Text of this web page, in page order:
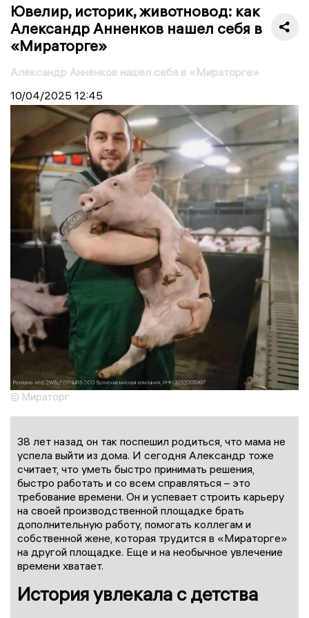
Ювелир, историк, животновод: как
Александр Анненков нашел себя в
«Мираторге»
Александр Анненков нашел себя в «Мираторге»
10/04/2025 12:45
© Мираторг
38 лет назад он так поспешил родиться, что мама не
успела выйти из дома. И сегодня Александр тоже
считает, что уметь быстро принимать решения,
быстро работать и со всем справляться – это
требование времени. Он и успевает строить карьеру
на своей производственной площадке брать
дополнительную работу, помогать коллегам и
собственной жене, которая трудится в «Мираторге»
на другой площадке. Еще и на необычное увлечение
времени хватает.
История увлекала с детства